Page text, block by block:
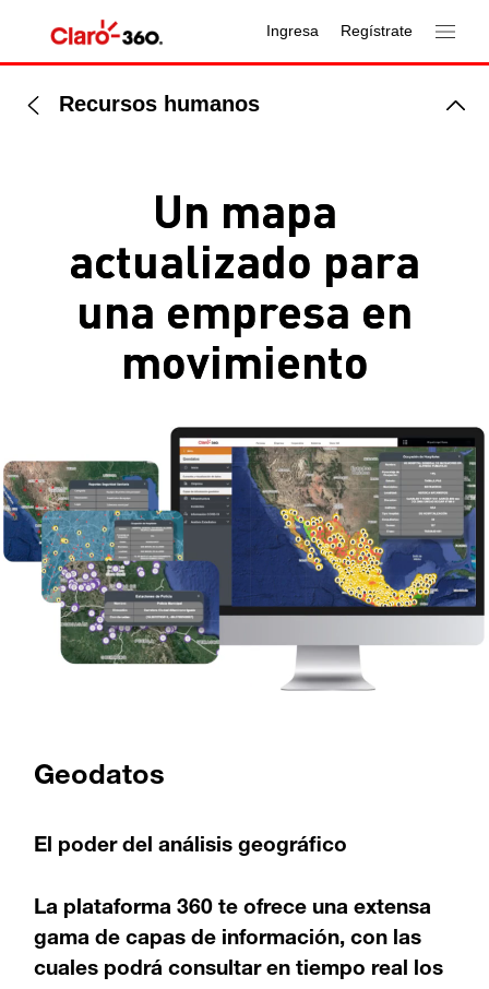
Ingresa Regístrate
Recursos humanos
Un mapa
actualizado para
una empresa en
movimiento
Geodatos
El poder del análisis geográfico
La plataforma 360 te ofrece una extensa
gama de capas de información, con las
cuales podrá consultar en tiempo real los